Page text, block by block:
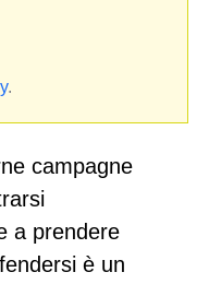
.
campagne
a prendere
è un